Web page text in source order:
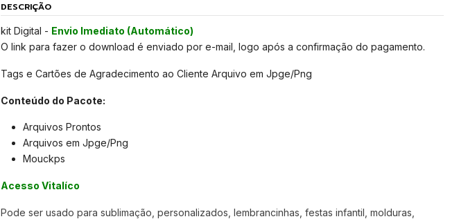
DESCRIÇÃO
kit Digital - Envio Imediato (Automático)
O link para fazer o download é enviado por e-mail, logo após a confirmação do pagamento.
Tags e Cartões de Agradecimento ao Cliente Arquivo em Jpge/Png
Conteúdo do Pacote:
Arquivos Prontos
Arquivos em Jpge/Png
Mouckps
Acesso Vitalíco
Pode ser usado para sublimação, personalizados, lembrancinhas, festas infantil, molduras,